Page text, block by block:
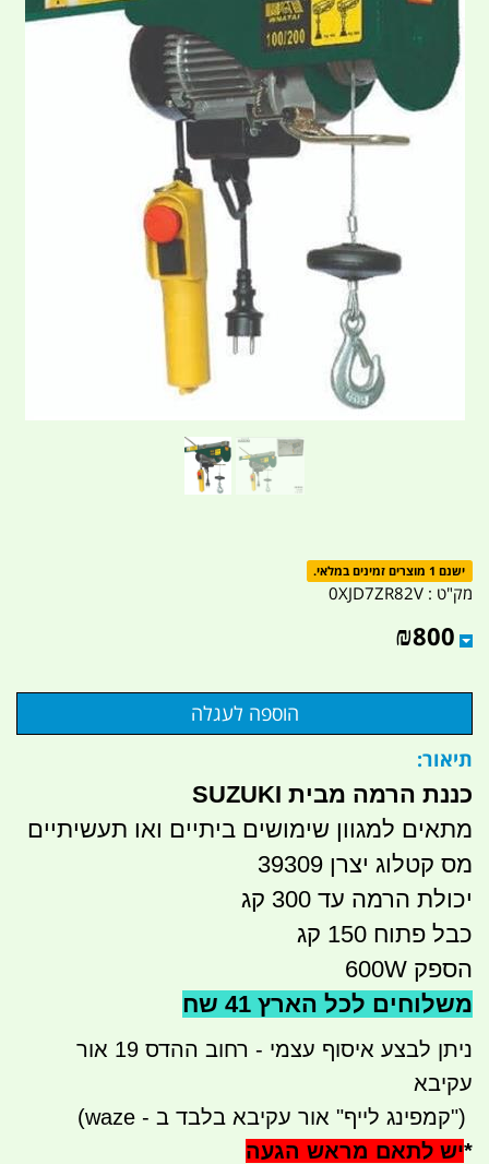
ישנם 1 מוצרים זמינים במלאי.
מק"ט : 0XJD7ZR82V
₪800
תיאור:
כננת הרמה מבית SUZUKI
מתאים למגוון שימושים ביתיים ואו תעשיתיים
מס קטלוג יצרן 39309
יכולת הרמה עד 300 קג
כבל פתוח 150 קג
הספק 600W
משלוחים לכל הארץ 41 שח
ניתן לבצע איסוף עצמי - רחוב ההדס 19 אור
עקיבא
")קמפינג לייף" אור עקיבא בלבד ב - waze)
*יש לתאם מראש הגעה